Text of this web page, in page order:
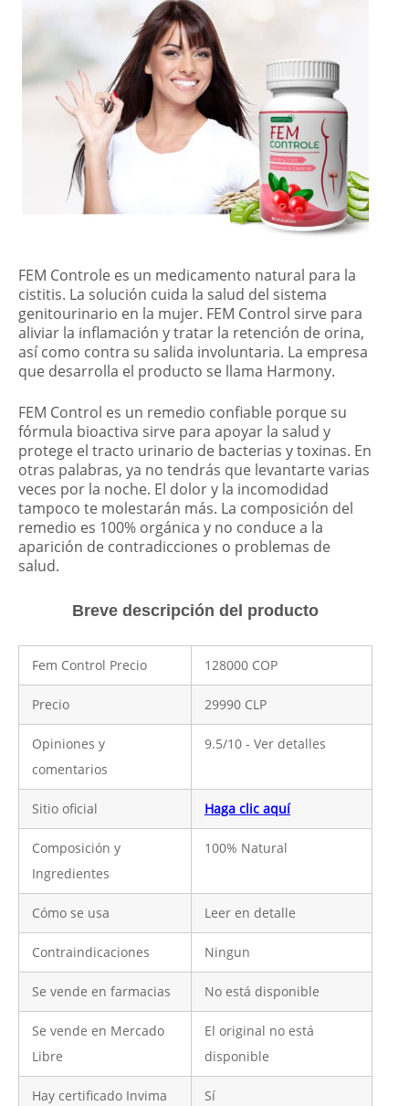
FEM Controle es un medicamento natural para la
cistitis. La solución cuida la salud del sistema
genitourinario en la mujer. FEM Control sirve para
aliviar la inflamación y tratar la retención de orina,
así como contra su salida involuntaria. La empresa
que desarrolla el producto se llama Harmony.
FEM Control es un remedio confiable porque su
fórmula bioactiva sirve para apoyar la salud y
protege el tracto urinario de bacterias y toxinas. En
otras palabras, ya no tendrás que levantarte varias
veces por la noche. El dolor y la incomodidad
tampoco te molestarán más. La composición del
remedio es 100% orgánica y no conduce a la
aparición de contradicciones o problemas de
salud.
Breve descripción del producto
Fem Control Precio 128000 COP
Precio 29990 CLP
Opiniones y
comentarios
9.5/10 - Ver detalles
Sitio oficial Haga clic aquí
Composición y
Ingredientes
100% Natural
Cómo se usa Leer en detalle
Contraindicaciones Ningun
Se vende en farmacias No está disponible
Se vende en Mercado
Libre
El original no está
disponible
Hay certificado Invima Sí